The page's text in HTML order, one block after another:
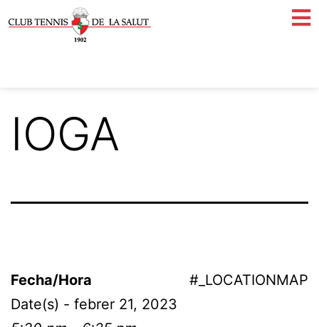
IOGA
#_LOCATIONMAP
Fecha/Hora
Date(s) - febrer 21, 2023